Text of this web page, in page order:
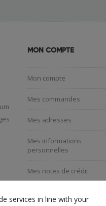
MON COMPTE
Mon compte
Mes commandes
Mes adresses
Mes informations
personnelles
Mes notes de crédit
services in line with your